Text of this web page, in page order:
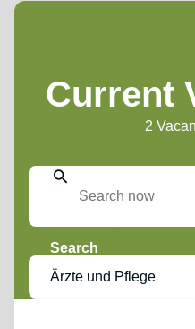
Current
2
Search
Ärzte und Pflege